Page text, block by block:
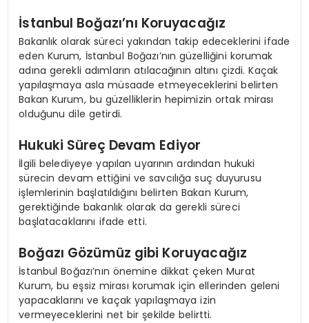
İstanbul Boğazı’nı Koruyacağız
Bakanlık olarak süreci yakından takip edeceklerini ifade
eden Kurum, İstanbul Boğazı’nın güzelliğini korumak
adına gerekli adımların atılacağının altını çizdi. Kaçak
yapılaşmaya asla müsaade etmeyeceklerini belirten
Bakan Kurum, bu güzelliklerin hepimizin ortak mirası
olduğunu dile getirdi.
Hukuki Süreç Devam Ediyor
İlgili belediyeye yapılan uyarının ardından hukuki
sürecin devam ettiğini ve savcılığa suç duyurusu
işlemlerinin başlatıldığını belirten Bakan Kurum,
gerektiğinde bakanlık olarak da gerekli süreci
başlatacaklarını ifade etti.
Boğazı Gözümüz gibi Koruyacağız
İstanbul Boğazı’nın önemine dikkat çeken Murat
Kurum, bu eşsiz mirası korumak için ellerinden geleni
yapacaklarını ve kaçak yapılaşmaya izin
vermeyeceklerini net bir şekilde belirtti.